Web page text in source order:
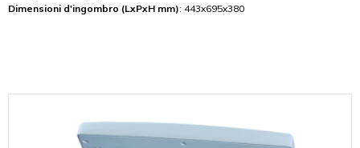
Dimensioni d'ingombro (LxPxH mm): 443x695x380